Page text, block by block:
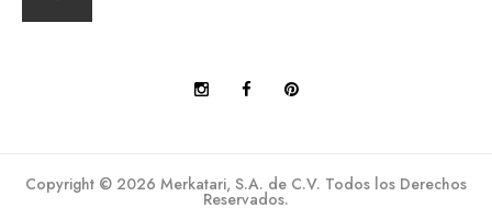
Copyright © 2026 Merkatari, S.A. de C.V. Todos los Derechos
Reservados.